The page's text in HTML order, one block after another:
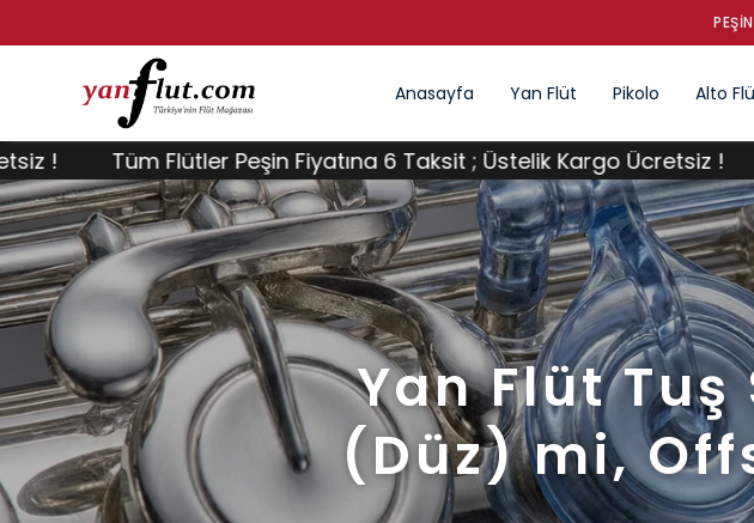
Anasayfa Yan Flüt Pikolo Alto
Flütler Peşin Fiyatına 6 Taksit ; Üstelik Kargo Ücretsiz ! Tüm
Yan Flüt
(Düz) mi,